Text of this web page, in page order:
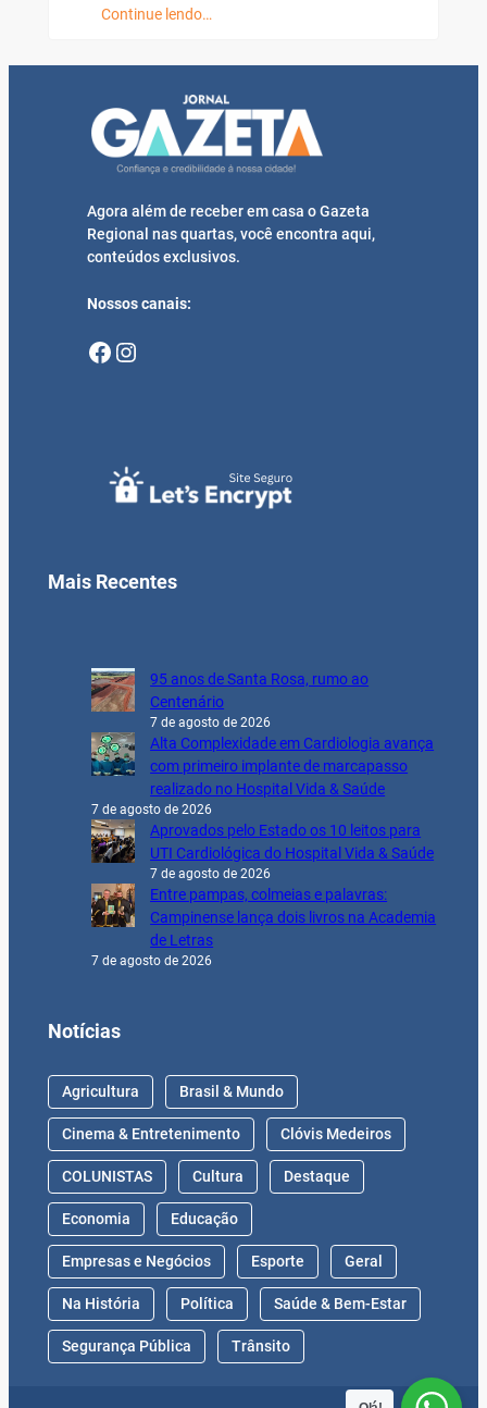
Continue lendo…
Agora além de receber em casa o Gazeta
Regional nas quartas, você encontra aqui,
conteúdos exclusivos.
Nossos canais:
Facebook Instagram
Mais Recentes
95 anos de Santa Rosa, rumo ao
Centenário
7 de agosto de 2026
Alta Complexidade em Cardiologia avança
com primeiro implante de marcapasso
realizado no Hospital Vida & Saúde
7 de agosto de 2026
Aprovados pelo Estado os 10 leitos para
UTI Cardiológica do Hospital Vida & Saúde
7 de agosto de 2026
Entre pampas, colmeias e palavras:
Campinense lança dois livros na Academia
de Letras
7 de agosto de 2026
Notícias
Agricultura Brasil & Mundo
Cinema & Entretenimento Clóvis Medeiros
COLUNISTAS Cultura Destaque
Economia Educação
Empresas e Negócios Esporte Geral
Na História Política Saúde & Bem-Estar
Segurança Pública Trânsito